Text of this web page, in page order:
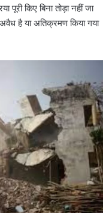
पूरी किए बिना तोड़ा नहीं जा
है या अतिक्रमण किया गया